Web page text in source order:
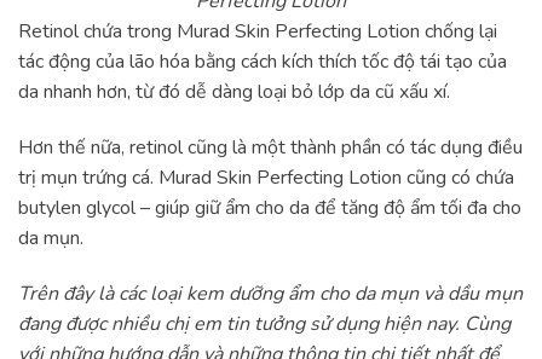
Retinol chứa trong Murad Skin Perfecting Lotion chống lại
tác động của lão hóa bằng cách kích thích tốc độ tái tạo của
da nhanh hơn, từ đó dễ dàng loại bỏ lớp da cũ xấu xí.
Hơn thế nữa, retinol cũng là một thành phần có tác dụng điều
trị mụn trứng cá. Murad Skin Perfecting Lotion cũng có chứa
butylen glycol – giúp giữ ẩm cho da để tăng độ ẩm tối đa cho
da mụn.
Trên đây là các loại kem dưỡng ẩm cho da mụn và dầu mụn
đang được nhiều chị em tin tưởng sử dụng hiện nay. Cùng